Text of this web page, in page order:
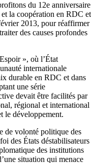
du 12e anniversaire
la coopération en RDC et
2013, pour réaffirmer
des causes profondes
», où l’État
internationale
durable en RDC et dans
une série
devait être facilités par
régional et international
le développement.
de volonté politique des
des États déstabilisateurs
des institutions
situation qui menace